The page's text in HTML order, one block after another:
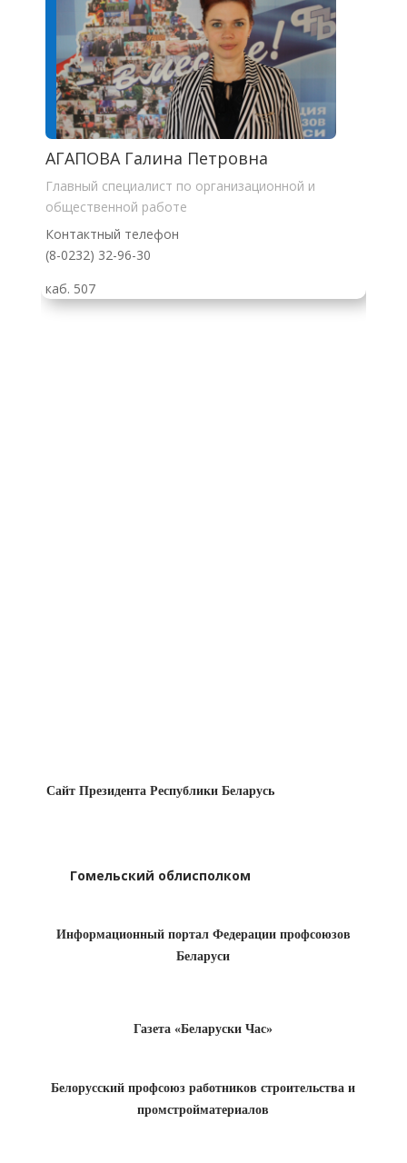
АГАПОВА Галина Петровна
Главный специалист по организационной и
общественной работе
Контактный телефон
(8-0232) 32-96-30
каб. 507
Сайт Президента Республики Беларусь
Гомельский облисполком
Информационный портал Федерации профсоюзов
Беларуси
Газета «Беларуски Час»
Белорусский профсоюз работников строительства и
промстройматериалов